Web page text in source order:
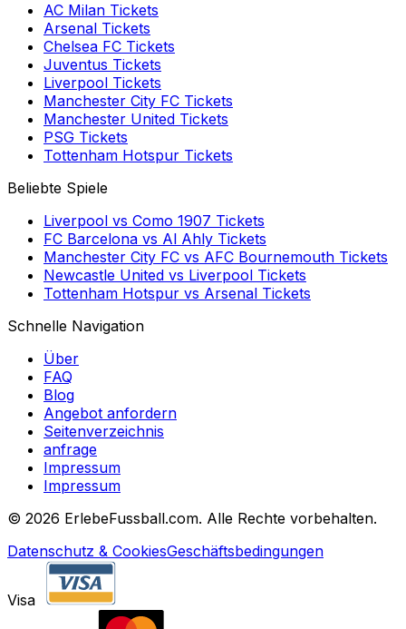
AC Milan Tickets
Arsenal Tickets
Chelsea FC Tickets
Juventus Tickets
Liverpool Tickets
Manchester City FC Tickets
Manchester United Tickets
PSG Tickets
Tottenham Hotspur Tickets
Beliebte Spiele
Liverpool vs Como 1907 Tickets
FC Barcelona vs Al Ahly Tickets
Manchester City FC vs AFC Bournemouth Tickets
Newcastle United vs Liverpool Tickets
Tottenham Hotspur vs Arsenal Tickets
Schnelle Navigation
Über
FAQ
Blog
Angebot anfordern
Seitenverzeichnis
anfrage
Impressum
Impressum
© 2026 ErlebeFussball.com. Alle Rechte vorbehalten.
Datenschutz & CookiesGeschäftsbedingungen
Visa